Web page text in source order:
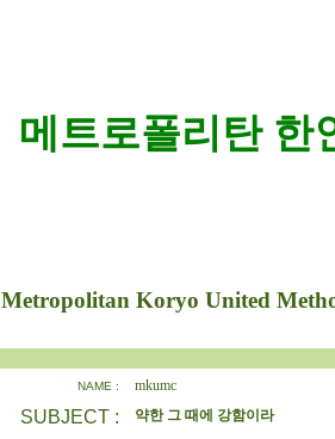
메트로폴리탄 한
Metropolitan Koryo United
NAME : mkumc
SUBJECT : 약한 그 때에 강함이라